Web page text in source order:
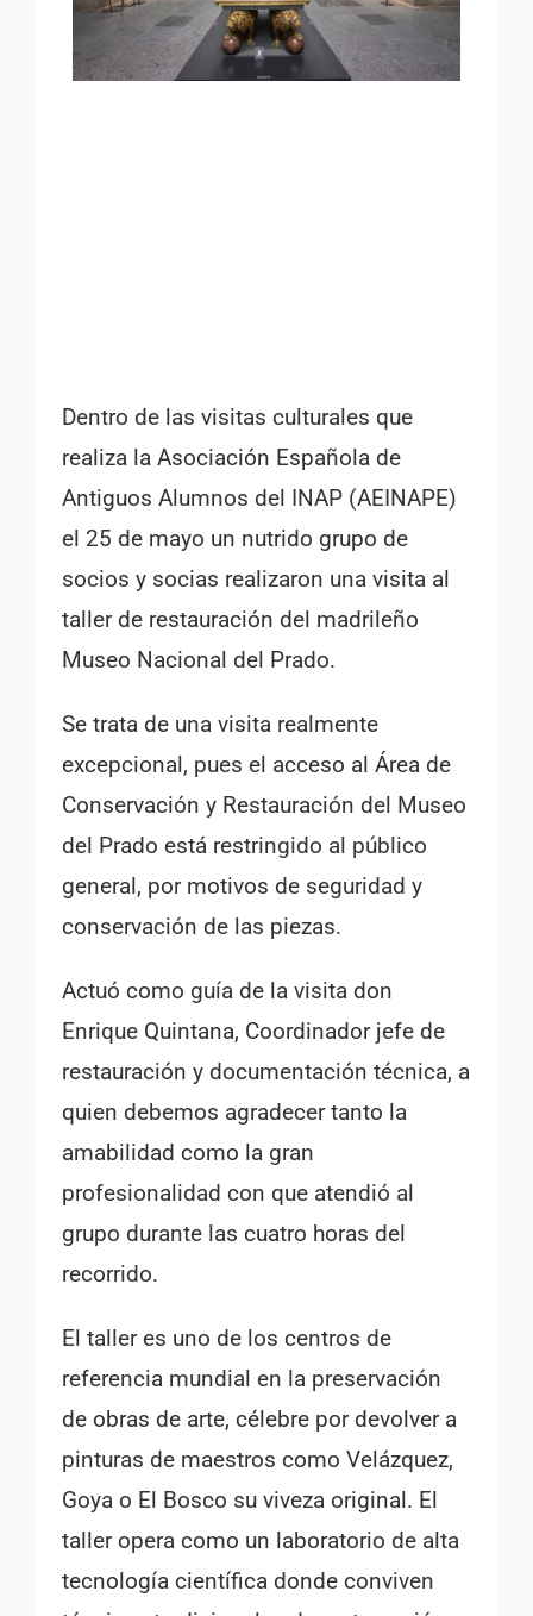
Dentro de las visitas culturales que
realiza la Asociación Española de
Antiguos Alumnos del INAP (AEINAPE)
el 25 de mayo un nutrido grupo de
socios y socias realizaron una visita al
taller de restauración del madrileño
Museo Nacional del Prado.
Se trata de una visita realmente
excepcional, pues el acceso al Área de
Conservación y Restauración del Museo
del Prado está restringido al público
general, por motivos de seguridad y
conservación de las piezas.
Actuó como guía de la visita don
Enrique Quintana, Coordinador jefe de
restauración y documentación técnica, a
quien debemos agradecer tanto la
amabilidad como la gran
profesionalidad con que atendió al
grupo durante las cuatro horas del
recorrido.
El taller es uno de los centros de
referencia mundial en la preservación
de obras de arte, célebre por devolver a
pinturas de maestros como Velázquez,
Goya o El Bosco su viveza original. El
taller opera como un laboratorio de alta
tecnología científica donde conviven